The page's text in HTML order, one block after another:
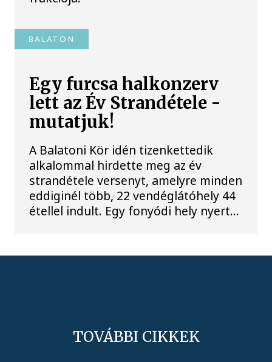
BALATON
Egy furcsa halkonzerv
lett az Év Strandétele -
mutatjuk!
A Balatoni Kör idén tizenkettedik
alkalommal hirdette meg az év
strandétele versenyt, amelyre minden
eddiginél több, 22 vendéglátóhely 44
étellel indult. Egy fonyódi hely nyert...
TOVÁBBI CIKKEK